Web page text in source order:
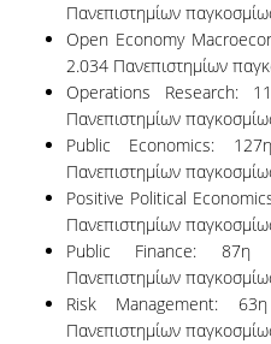
ΠΜΣ
Χρήσιμο Υλικό
Ακαδημαϊκών Τμημάτων
Εξωτερικές Εκθέσεις
Χρήσιμο υλικό
Ιδρύματος
Διεθνής Αναγνώριση
Πανεπιστημίων
Open Economy
2.034 Πανεπιστημίων
Operations Research:
Πανεπιστημίων
Public Economics: 127η
Πανεπιστημίων
Positive Political
Πανεπιστημίων
Public Finance: 87η
Πανεπιστημίων
Risk Management: 63η
Πανεπιστημίων